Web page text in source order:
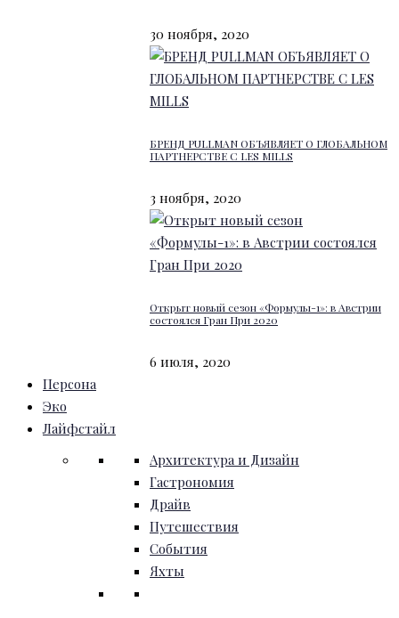
30 ноября, 2020
БРЕНД PULLMAN ОБЪЯВЛЯЕТ О ГЛОБАЛЬНОМ
ПАРТНЕРСТВЕ С LES MILLS
3 ноября, 2020
Открыт новый сезон «Формулы-1»: в Австрии
состоялся Гран При 2020
6 июля, 2020
Персона
Эко
Лайфстайл
Архитектура и Дизайн
Гастрономия
Драйв
Путешествия
События
Яхты